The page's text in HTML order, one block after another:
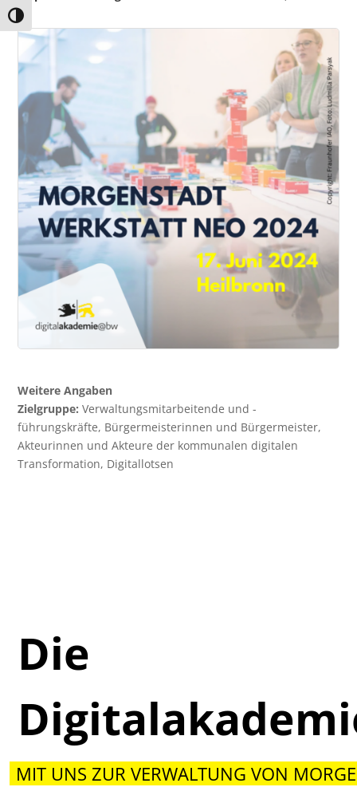
Umschalten auf hohe Kontraste
Weitere Angaben
Zielgruppe: Verwaltungsmitarbeitende und -
führungskräfte, Bürgermeisterinnen und Bürgermeister,
Akteurinnen und Akteure der kommunalen digitalen
Transformation, Digitallotsen
Die
MIT UNS ZUR VERWALTUNG VON